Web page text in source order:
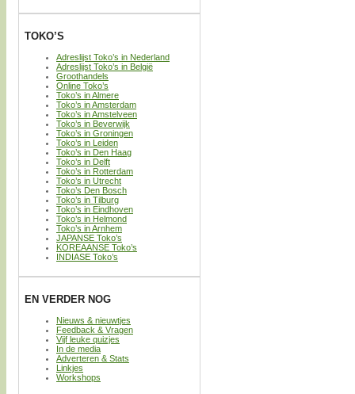
TOKO’S
Adreslijst Toko’s in Nederland
Adreslijst Toko’s in België
Groothandels
Online Toko’s
Toko’s in Almere
Toko’s in Amsterdam
Toko’s in Amstelveen
Toko’s in Beverwijk
Toko’s in Groningen
Toko’s in Leiden
Toko’s in Den Haag
Toko’s in Delft
Toko’s in Rotterdam
Toko’s in Utrecht
Toko’s Den Bosch
Toko’s in Tilburg
Toko’s in Eindhoven
Toko’s in Helmond
Toko’s in Arnhem
JAPANSE Toko’s
KOREAANSE Toko’s
INDIASE Toko’s
EN VERDER NOG
Nieuws & nieuwtjes
Feedback & Vragen
Vijf leuke quizjes
In de media
Adverteren & Stats
Linkjes
Workshops